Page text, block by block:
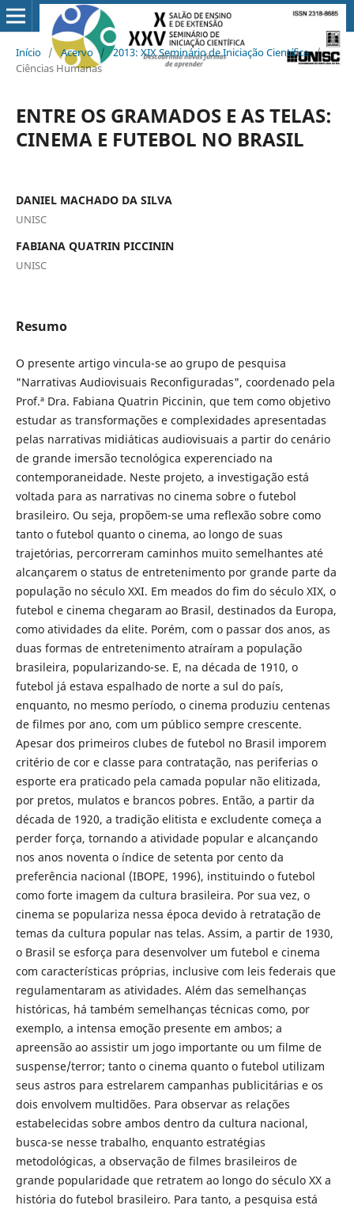
Início / Acervo / 2013: XIX Seminário de Iniciação Científica /
Ciências Humanas
ENTRE OS GRAMADOS E AS TELAS:
CINEMA E FUTEBOL NO BRASIL
DANIEL MACHADO DA SILVA
UNISC
FABIANA QUATRIN PICCININ
UNISC
Resumo
O presente artigo vincula-se ao grupo de pesquisa
"Narrativas Audiovisuais Reconfiguradas", coordenado pela
Prof.ª Dra. Fabiana Quatrin Piccinin, que tem como objetivo
estudar as transformações e complexidades apresentadas
pelas narrativas midiáticas audiovisuais a partir do cenário
de grande imersão tecnológica experenciado na
contemporaneidade. Neste projeto, a investigação está
voltada para as narrativas no cinema sobre o futebol
brasileiro. Ou seja, propõem-se uma reflexão sobre como
tanto o futebol quanto o cinema, ao longo de suas
trajetórias, percorreram caminhos muito semelhantes até
alcançarem o status de entretenimento por grande parte da
população no século XXI. Em meados do fim do século XIX, o
futebol e cinema chegaram ao Brasil, destinados da Europa,
como atividades da elite. Porém, com o passar dos anos, as
duas formas de entretenimento atraíram a população
brasileira, popularizando-se. E, na década de 1910, o
futebol já estava espalhado de norte a sul do país,
enquanto, no mesmo período, o cinema produziu centenas
de filmes por ano, com um público sempre crescente.
Apesar dos primeiros clubes de futebol no Brasil imporem
critério de cor e classe para contratação, nas periferias o
esporte era praticado pela camada popular não elitizada,
por pretos, mulatos e brancos pobres. Então, a partir da
década de 1920, a tradição elitista e excludente começa a
perder força, tornando a atividade popular e alcançando
nos anos noventa o índice de setenta por cento da
preferência nacional (IBOPE, 1996), instituindo o futebol
como forte imagem da cultura brasileira. Por sua vez, o
cinema se populariza nessa época devido à retratação de
temas da cultura popular nas telas. Assim, a partir de 1930,
o Brasil se esforça para desenvolver um futebol e cinema
com características próprias, inclusive com leis federais que
regulamentaram as atividades. Além das semelhanças
históricas, há também semelhanças técnicas como, por
exemplo, a intensa emoção presente em ambos; a
apreensão ao assistir um jogo importante ou um filme de
suspense/terror; tanto o cinema quanto o futebol utilizam
seus astros para estrelarem campanhas publicitárias e os
dois envolvem multidões. Para observar as relações
estabelecidas sobre ambos dentro da cultura nacional,
busca-se nesse trabalho, enquanto estratégias
metodológicas, a observação de filmes brasileiros de
grande popularidade que retratem ao longo do século XX a
história do futebol brasileiro. Para tanto, a pesquisa está